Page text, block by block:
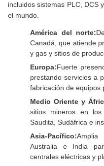
incluidos sistemas PLC, DCS
el mundo.
América del norte:
Canadá, que atiende
y gas y sitios de
Europa:Fuerte
prestando servicios a
fabricación de equipos
Medio Oriente y
sitios mineros en los
Saudita, Sudáfrica e
Asia-Pacífico:Amplia
Australia e India
centrales eléctricas y